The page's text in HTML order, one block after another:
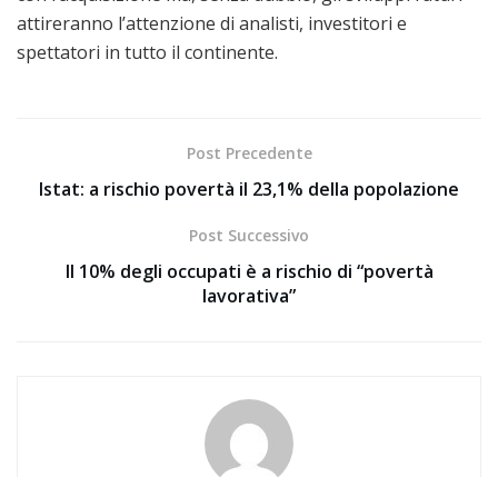
attireranno l’attenzione di analisti, investitori e
spettatori in tutto il continente.
Post Precedente
Istat: a rischio povertà il 23,1% della popolazione
Post Successivo
Il 10% degli occupati è a rischio di “povertà
lavorativa”